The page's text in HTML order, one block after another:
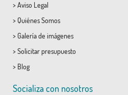
> Aviso Legal
> Quiénes Somos
> Galería de imágenes
> Solicitar presupuesto
> Blog
Socializa con nosotros